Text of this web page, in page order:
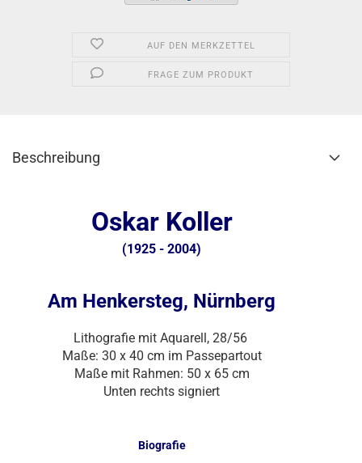
AUF DEN MERKZETTEL
FRAGE ZUM PRODUKT
Beschreibung
Oskar Koller
(1925 - 2004)
Am Henkersteg, Nürnberg
Lithografie mit Aquarell, 28/56
Maße: 30 x 40 cm im Passepartout
Maße mit Rahmen: 50 x 65 cm
Unten rechts signiert
Biografie